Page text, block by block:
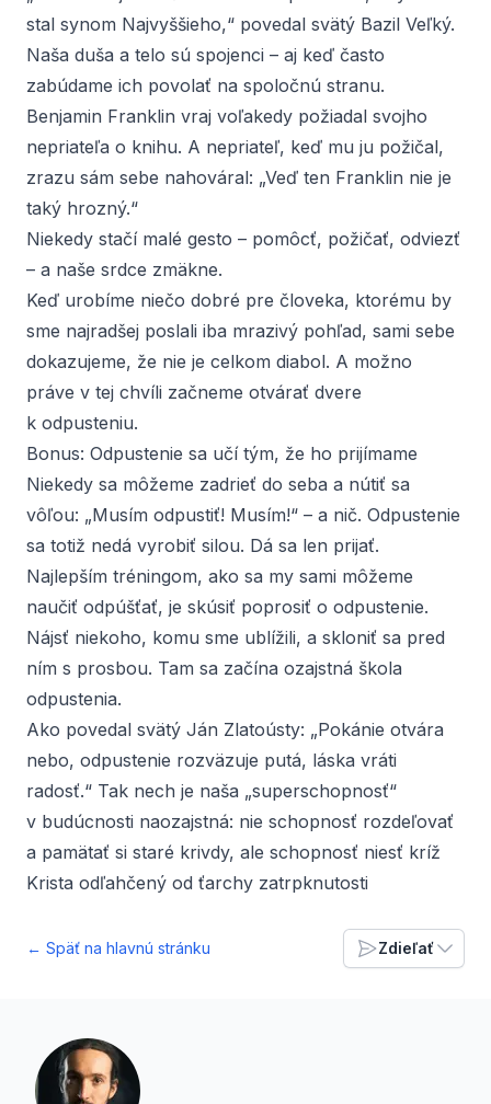
stal synom Najvyššieho,“ povedal svätý Bazil Veľký.
Naša duša a telo sú spojenci – aj keď často
zabúdame ich povolať na spoločnú stranu.
Benjamin Franklin vraj voľakedy požiadal svojho
nepriateľa o knihu. A nepriateľ, keď mu ju požičal,
zrazu sám sebe nahováral: „Veď ten Franklin nie je
taký hrozný.“
Niekedy stačí malé gesto – pomôcť, požičať, odviezť
– a naše srdce zmäkne.
Keď urobíme niečo dobré pre človeka, ktorému by
sme najradšej poslali iba mrazivý pohľad, sami sebe
dokazujeme, že nie je celkom diabol. A možno
práve v tej chvíli začneme otvárať dvere
k odpusteniu.
Bonus: Odpustenie sa učí tým, že ho prijímame
Niekedy sa môžeme zadrieť do seba a nútiť sa
vôľou: „Musím odpustiť! Musím!“ – a nič. Odpustenie
sa totiž nedá vyrobiť silou. Dá sa len prijať.
Najlepším tréningom, ako sa my sami môžeme
naučiť odpúšťať, je skúsiť poprosiť o odpustenie.
Nájsť niekoho, komu sme ublížili, a skloniť sa pred
ním s prosbou. Tam sa začína ozajstná škola
odpustenia.
Ako povedal svätý Ján Zlatoústy: „Pokánie otvára
nebo, odpustenie rozväzuje putá, láska vráti
radosť.“ Tak nech je naša „superschopnosť“
v budúcnosti naozajstná: nie schopnosť rozdeľovať
a pamätať si staré krivdy, ale schopnosť niesť kríž
Krista odľahčený od ťarchy zatrpknutosti
← Späť na hlavnú stránku Zdieľať